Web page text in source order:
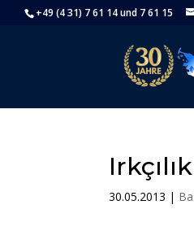
+49 (4 31) 7 61 14 und 7 61 15
30.05.2013 |